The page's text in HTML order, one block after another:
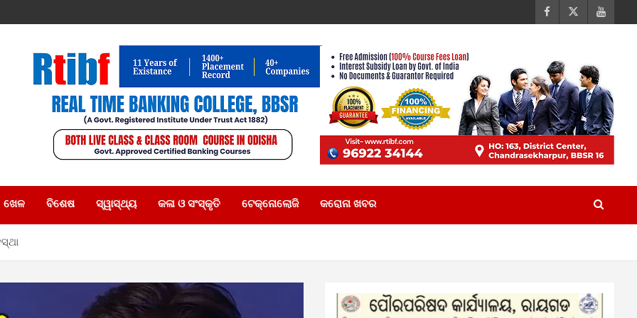
ଖେଳ ବିଶେଷ ସ୍ୱାସ୍ଥ୍ୟ କଳା ଓ ସଂସ୍କୃତି ଟେକ୍ନୋଲୋଜି କରୋନା ଖବର